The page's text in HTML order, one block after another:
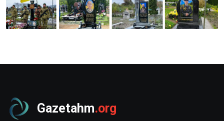
Gazetahm.org